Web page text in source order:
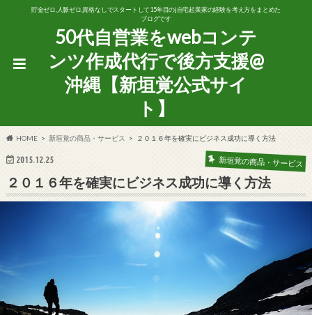
貯金ゼロ,人脈ゼロ,資格なしでスタートして15年目のj自宅起業家の経験を考え方をまとめた
ブログです
50代自営業をwebコンテ
ンツ作成代行で後方支援@
沖縄【新垣覚公式サイ
ト】
HOME 新垣覚の商品・サービス ２０１６年を確実にビジネス成功に導く方法
2015.12.25 新垣覚の商品・サービス
２０１６年を確実にビジネス成功に導く方法